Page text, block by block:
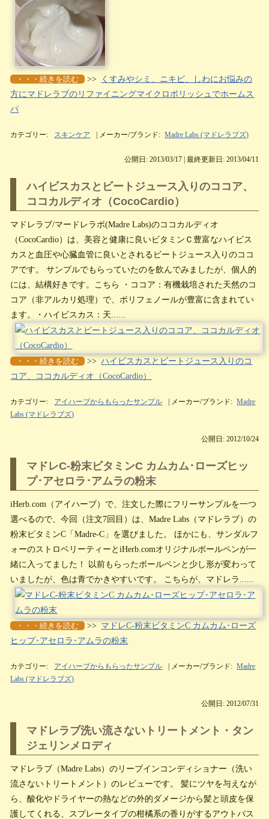
・・・続きを読む >>
くすみやシミ、ニキビ、しわにお悩みの
方にマドレラブのリファイニングマイクロポリッシュでホームス
パ
カテゴリー: スキンケア | メーカー/ブランド: Madre Labs (マドレラブズ)
公開日: 2013/03/17 | 最終更新日: 2013/04/11
ハイビスカスとビートジュース入りのココア、
ココカルディオ（CocoCardio）
マドレラブ/マードレラボ(Madre Labs)のココカルディオ
（CocoCardio）は、美容と健康に良いビタミンＣ豊富なハイビス
カスと血圧や心臓血管に良いとされるビートジュース入りのココ
アです。 サンプルでもらっていたのを飲んでみましたが、個人的
には、結構好きです。こちら ・ココア：有機栽培された天然のコ
コア（非アルカリ処理）で、ポリフェノールが豊富に含まれてい
ます。・ハイビスカス：天......
・・・続きを読む >> ハイビスカスとビートジュース入りのコ
コア、ココカルディオ（CocoCardio）
カテゴリー: アイハーブからもらったサンプル | メーカー/ブランド: Madre
Labs (マドレラブズ)
公開日: 2012/10/24
マドレC-粉末ビタミンC カムカム･ローズヒッ
プ･アセロラ･アムラの粉末
iHerb.com（アイハーブ）で、注文した際にフリーサンプルを一つ
選べるので、今回（注文7回目）は、Madre Labs（マドレラブ）の
粉末ビタミンC「Madre-C」を選びました。 ほかにも、サンダルフ
ォーのストロベリーティーとiHerb.comオリジナルボールペンが一
緒に入ってました！ 以前もらったボールペンと少し形が変わって
いましたが、色は青でかきやすいです。 こちらが、マドレラ......
・・・続きを読む >> マドレC-粉末ビタミンC カムカム･ローズ
ヒップ･アセロラ･アムラの粉末
カテゴリー: アイハーブからもらったサンプル | メーカー/ブランド: Madre
Labs (マドレラブズ)
公開日: 2012/07/31
マドレラブ洗い流さないトリートメント・タン
ジェリンメロディ
マドレラブ（Madre Labs）のリーブインコンディショナー（洗い
流さないトリートメント）のレビューです。 髪にツヤを与えなが
ら、酸化やドライヤーの熱などの外的ダメージから髪と頭皮を保
護してくれる、スプレータイプの柑橘系の香りがするアウトバス